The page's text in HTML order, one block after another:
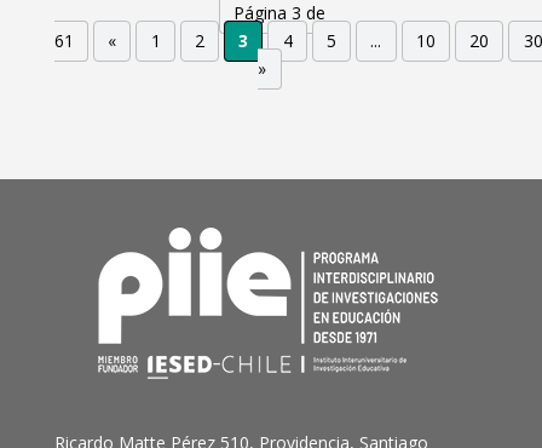
Página 3 de
61
« 1 2 3 4 5 ... 10 20
30
»
Ricardo Matte Pérez 510, Providencia, Santiago